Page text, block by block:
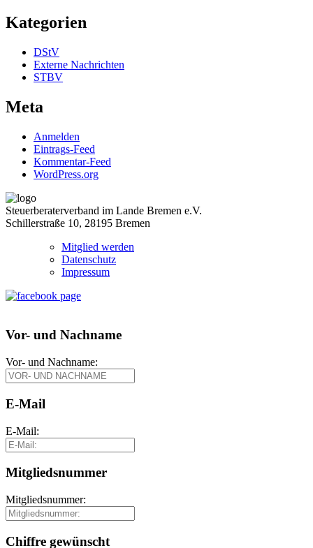
Kategorien
DStV
Externe Nachrichten
STBV
Meta
Anmelden
Eintrags-Feed
Kommentar-Feed
WordPress.org
Steuerberaterverband im Lande Bremen e.V.
Schillerstraße 10, 28195 Bremen
Mitglied werden
Datenschutz
Impressum
Vor- und Nachname
Vor- und Nachname:
E-Mail
E-Mail:
Mitgliedsnummer
Mitgliedsnummer:
Chiffre gewünscht